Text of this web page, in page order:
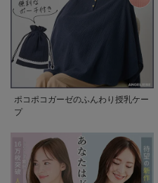
ポコポコガーゼのふんわり授乳ケー
プ